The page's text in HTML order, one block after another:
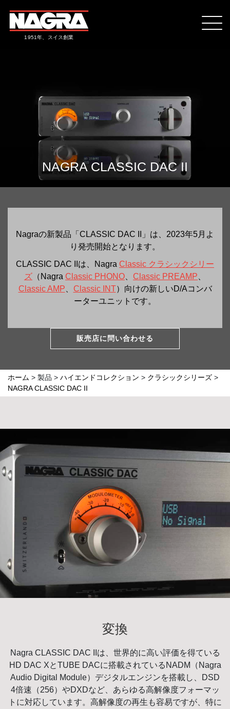
1951年、スイス創業
NAGRA CLASSIC DAC II
Nagraの新製品「CLASSIC DAC II」は、2023年5月よ
り発売開始となります。
CLASSIC DAC IIは、Nagra Classic クラシックシリー
ズ （Nagra Classic PHONO、 Classic PREAMP、
Classic AMP、 Classic INT）向けの新しいD/Aコンバ
ーターユニットです。
販売店に問い合わせる
ホーム > 製品 > ハイエンドコレクション > クラシックシリーズ >
NAGRA CLASSIC DAC II
変換
Nagra CLASSIC DAC IIは、世界的に高い評価を得ている
HD DAC XとTUBE DACに搭載されているNADM（Nagra
Audio Digital Module）デジタルエンジンを搭載し、DSD
4倍速（256）やDXDなど、あらゆる高解像度フォーマッ
トに対応しています。高解像度の再生も容易ですが、特に